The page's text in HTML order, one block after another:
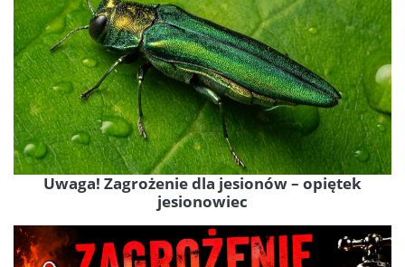
Uwaga! Zagrożenie dla jesionów – opiętek
jesionowiec